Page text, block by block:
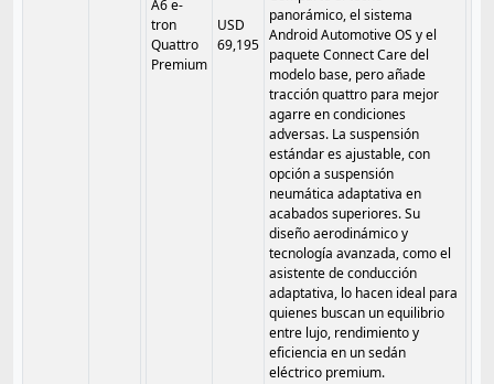
A6 e-
tron
Quattro
Premium
USD
69,195
panorámico, el sistema
Android Automotive OS y el
paquete Connect Care del
modelo base, pero añade
tracción quattro para mejor
agarre en condiciones
adversas. La suspensión
estándar es ajustable, con
opción a suspensión
neumática adaptativa en
acabados superiores. Su
diseño aerodinámico y
tecnología avanzada, como el
asistente de conducción
adaptativa, lo hacen ideal para
quienes buscan un equilibrio
entre lujo, rendimiento y
eficiencia en un sedán
eléctrico premium.